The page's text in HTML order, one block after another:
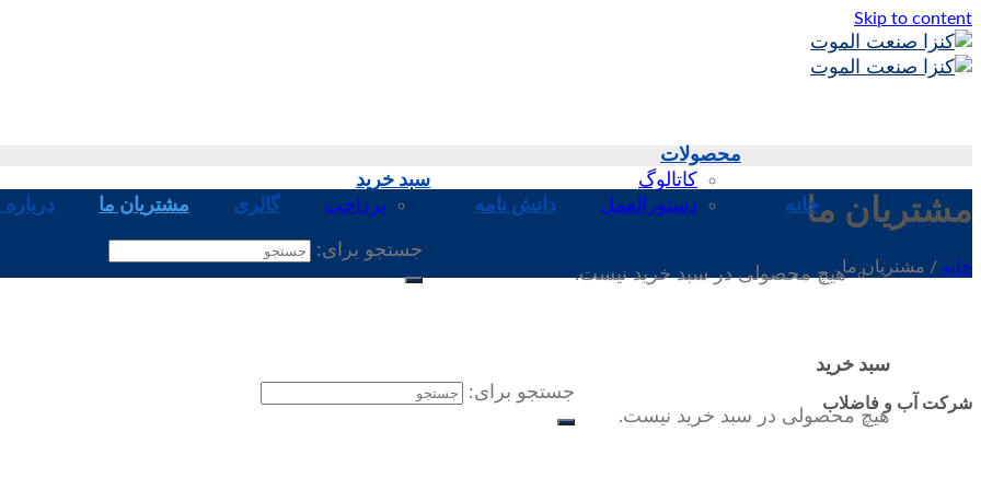
Skip to content
خانه
محصولات
کاتالوگ
دستورالعمل
دانش نامه
سبد خرید
پرداخت
گالری مشتریان ما درباره
هیچ محصولی در سبد خرید نیست.
جستجو برای:
سبد خرید
هیچ محصولی در سبد خرید نیست.
جستجو برای:
مشتریان ما
خانه / مشتریان ما
شرکت آب و فاضلاب